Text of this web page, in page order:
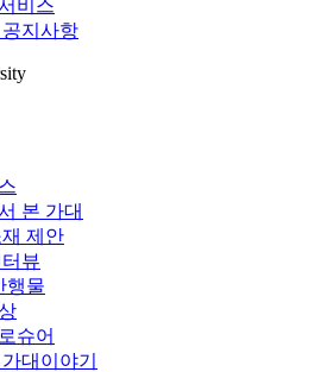
비스
지사항
본 가대
제안
뷰
행물
슈어
대이야기